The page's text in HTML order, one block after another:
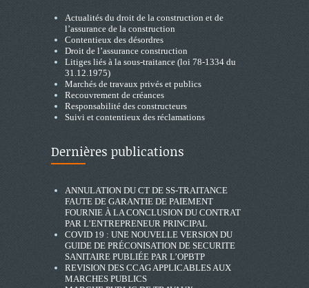
Actualités du droit de la construction et de
l’assurance de la construction
Contentieux des désordres
Droit de l’assurance construction
Litiges liés à la sous-traitance (loi 78-1334 du
31.12.1975)
Marchés de travaux privés et publics
Recouvrement de créances
Responsabilité des constructeurs
Suivi et contentieux des réclamations
Dernières publications
ANNULATION DU CT DE SS-TRAITANCE
FAUTE DE GARANTIE DE PAIEMENT
FOURNIE À LA CONCLUSION DU CONTRAT
PAR L’ENTREPRENEUR PRINCIPAL
COVID 19 : UNE NOUVELLE VERSION DU
GUIDE DE PRÉCONISATION DE SECURITE
SANITAIRE PUBLIÉE PAR L’OPBTP
REVISION DES CCAG APPLICABLES AUX
MARCHES PUBLICS